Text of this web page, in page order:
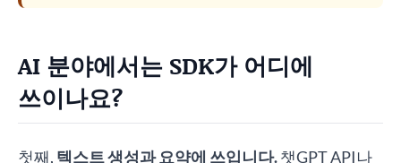
AI 분야에서는 SDK가 어디에
쓰이나요?
첫째, 텍스트 생성과 요약에 쓰입니다.챗GPT API나